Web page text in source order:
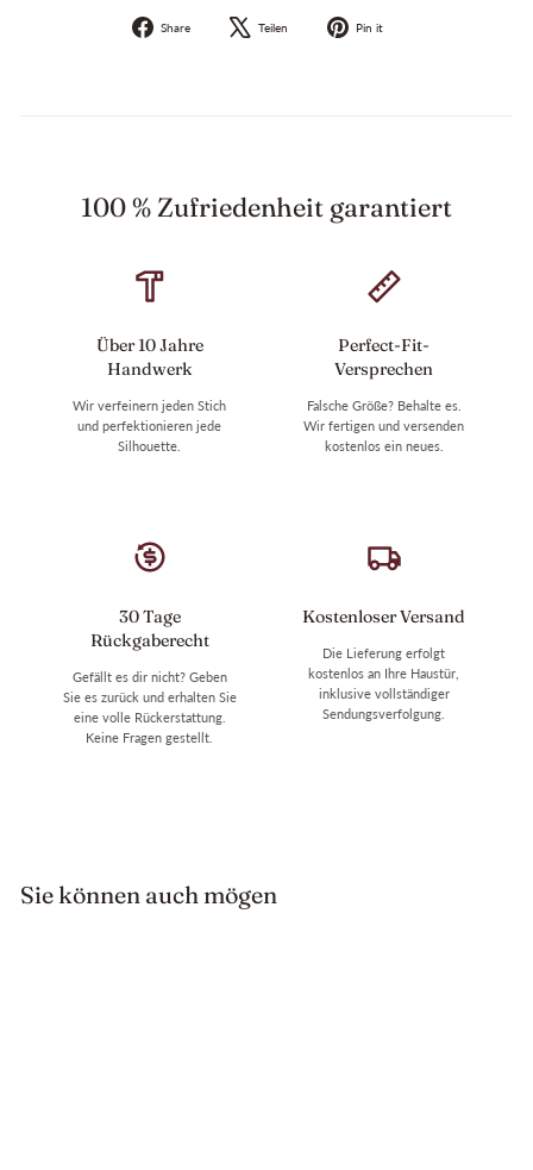
Share Teilen Pin it
100 % Zufriedenheit garantiert
Über 10 Jahre
Handwerk
Wir verfeinern jeden Stich
und perfektionieren jede
Silhouette.
Perfect-Fit-
Versprechen
Falsche Größe? Behalte es.
Wir fertigen und versenden
kostenlos ein neues.
30 Tage
Rückgaberecht
Gefällt es dir nicht? Geben
Sie es zurück und erhalten Sie
eine volle Rückerstattung.
Keine Fragen gestellt.
Kostenloser Versand
Die Lieferung erfolgt
kostenlos an Ihre Haustür,
inklusive vollständiger
Sendungsverfolgung.
Sie können auch mögen